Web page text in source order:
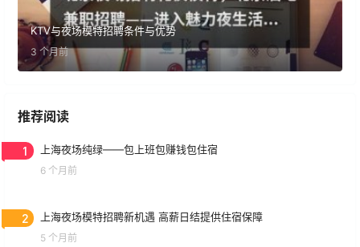
KTV与夜场模特招聘条件与优势
3 个月前
推荐阅读
1 上海夜场纯绿——包上班包赚钱包住宿
6 个月前
2 上海夜场模特招聘新机遇 高薪日结提供住宿保障
5 个月前